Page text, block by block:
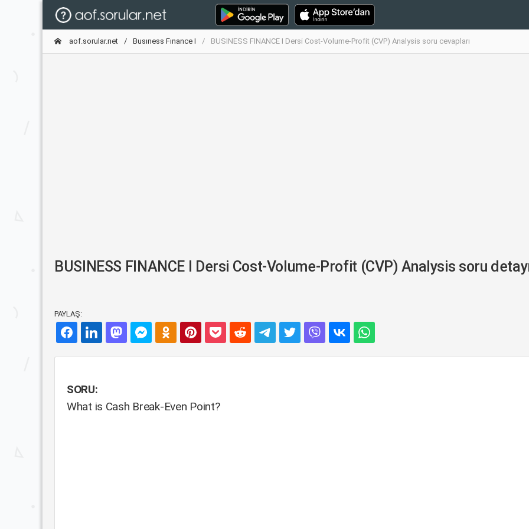
aof.sorular.net Busıness Fınance I BUSINESS FINANCE I Dersi Cost-Volume-Profit (CVP) Analysis soru cevapları
BUSINESS FINANCE I Dersi Cost-Volume-Profit (CVP) Analysis soru
PAYLAŞ:
SORU:
What is Cash Break-Even Point?